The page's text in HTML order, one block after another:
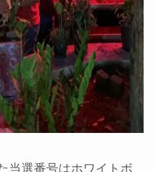
当選番号はホワイトボ